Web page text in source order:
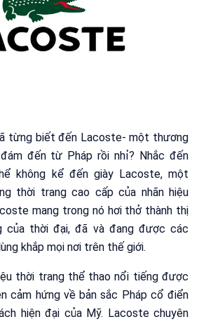
từng biết đến Lacoste- một thương
đến từ Pháp rồi nhỉ? Nhắc đến
không kể đến giày Lacoste, một
thời trang cao cấp của nhãn hiệu
mang trong nó hơi thở thành thị
của thời đại, đã và đang được các
khắp mọi nơi trên thế giới.
thời trang thể thao nổi tiếng được
cảm hứng về bản sắc Pháp cổ điển
hiện đại của Mỹ. Lacoste chuyên